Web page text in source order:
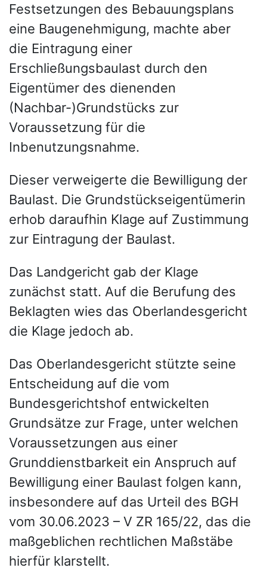
Festsetzungen des Bebauungsplans
eine Baugenehmigung, machte aber
die Eintragung einer
Erschließungsbaulast durch den
Eigentümer des dienenden
(Nachbar-)Grundstücks zur
Voraussetzung für die
Inbenutzungsnahme.
Dieser verweigerte die Bewilligung der
Baulast. Die Grundstückseigentümerin
erhob daraufhin Klage auf Zustimmung
zur Eintragung der Baulast.
Das Landgericht gab der Klage
zunächst statt. Auf die Berufung des
Beklagten wies das Oberlandesgericht
die Klage jedoch ab.
Das Oberlandesgericht stützte seine
Entscheidung auf die vom
Bundesgerichtshof entwickelten
Grundsätze zur Frage, unter welchen
Voraussetzungen aus einer
Grunddienstbarkeit ein Anspruch auf
Bewilligung einer Baulast folgen kann,
insbesondere auf das Urteil des BGH
vom 30.06.2023 – V ZR 165/22, das die
maßgeblichen rechtlichen Maßstäbe
hierfür klarstellt.